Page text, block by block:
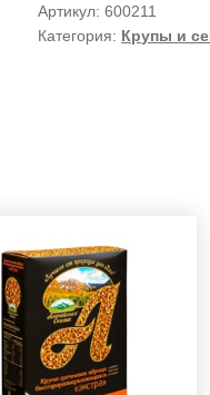
Артикул:600211
Категория: Крупы и